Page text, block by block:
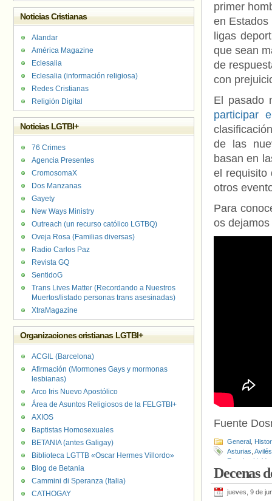
primer
en Estados
ligas
que sean
de
con
El pasado
participar
de las
basan en
el requisito
otros
Para
os
Fuente
General
Asturias Avilés
Estados
Decenas
jueves, 9 de
Noticias Cristianas
Alandar
América Magazine
Eclesalia
Eclesalia (información religiosa)
Redes Cristianas
Religión Digital
Noticias LGTBI+
76 Crimes
Agencia Presentes
CromosomaX
Dos Manzanas
Gayety
New Ways Ministry
Outreach (un recurso católico LGTBQ)
Oveja Rosa (Familias diversas)
Radio Carlos Paz
Revista GQ
SentidoG
Trans Lives Matter (Recordando a Nuestros
Muertos/listado personas trans asesinadas)
XtraMagazine
Organizaciones cristianas LGTBI+
ACGIL (Barcelona)
Afirmación (Mormones Gays y mormonas
lesbianas)
Arco Iris Nuevo Apostólico
Área de Asuntos Religiosos de la FELGTBI+
AXIOS
Baptistas Homosexuales
BETANIA (antes Galigay)
Biblioteca LGTTB «Oscar Hermes Villordo»
Blog de Betania
Cammini di Speranza (Italia)
CATHOGAY